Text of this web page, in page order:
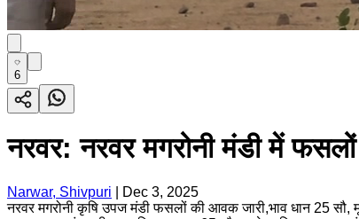
6
नरवर: नरवर मगरोनी मंडी में
Narwar, Shivpuri
Dec 3, 2025
नरवर मगरोनी कृषि उपज मंडी फसलों की आवक जारी,भाव धान 25